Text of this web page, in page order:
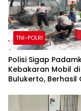
TNI-POLRI
Polisi Sigap
Kebakaran Mobil di
Bulukerto, Berhasil